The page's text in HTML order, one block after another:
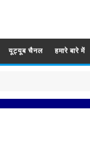
यूट्यूब चैनल हमारे बारे में